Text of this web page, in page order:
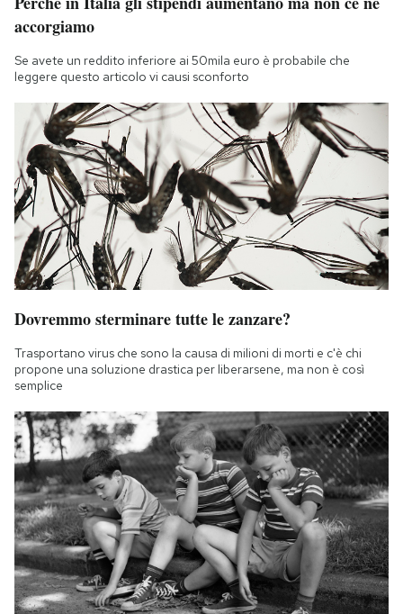
accorgiamo
Se avete un reddito inferiore ai 50mila euro è probabile che
leggere questo articolo vi causi sconforto
Dovremmo sterminare tutte le zanzare?
Trasportano virus che sono la causa di milioni di morti e c'è chi
propone una soluzione drastica per liberarsene, ma non è così
semplice